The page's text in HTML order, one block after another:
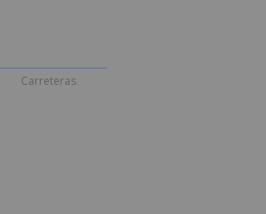
Carreteras